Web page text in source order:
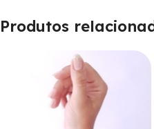
Produtos